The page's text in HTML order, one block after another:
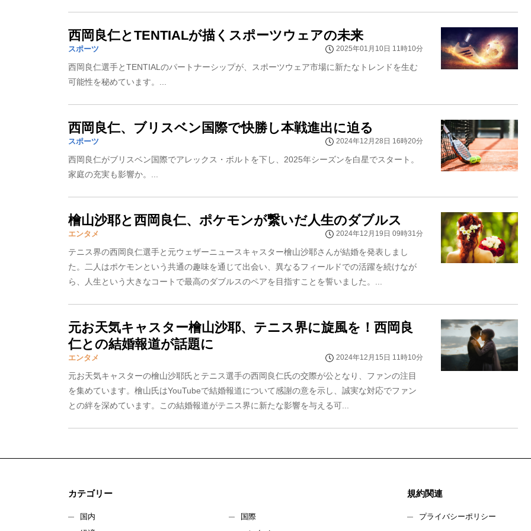
西岡良仁とTENTIALが描くスポーツウェアの未来
スポーツ 2025年01月10日 11時10分
西岡良仁選手とTENTIALのパートナーシップが、スポーツウェア市場に新たなトレンドを生む
可能性を秘めています。...
西岡良仁、ブリスベン国際で快勝し本戦進出に迫る
スポーツ 2024年12月28日 16時20分
西岡良仁がブリスベン国際でアレックス・ボルトを下し、2025年シーズンを白星でスタート。
家庭の充実も影響か。...
檜山沙耶と西岡良仁、ポケモンが繋いだ人生のダブルス
エンタメ 2024年12月19日 09時31分
テニス界の西岡良仁選手と元ウェザーニュースキャスター檜山沙耶さんが結婚を発表しまし
た。二人はポケモンという共通の趣味を通じて出会い、異なるフィールドでの活躍を続けなが
ら、人生という大きなコートで最高のダブルスのペアを目指すことを誓いました。...
元お天気キャスター檜山沙耶、テニス界に旋風を！西岡良
仁との結婚報道が話題に
エンタメ 2024年12月15日 11時10分
元お天気キャスターの檜山沙耶氏とテニス選手の西岡良仁氏の交際が公となり、ファンの注目
を集めています。檜山氏はYouTubeで結婚報道について感謝の意を示し、誠実な対応でファン
との絆を深めています。この結婚報道がテニス界に新たな影響を与える可...
カテゴリー
国内
国際
規約関連
プライバシーポリシー